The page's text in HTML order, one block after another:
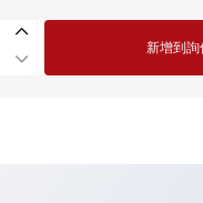
新增到詢